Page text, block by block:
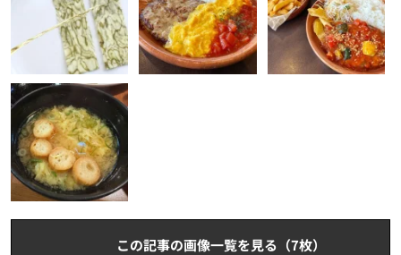
この記事の画像一覧を見る（7枚）